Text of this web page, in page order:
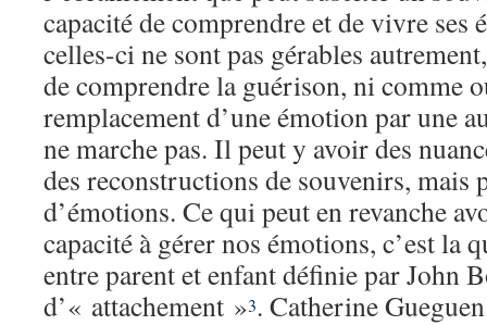
capacité de comprendre et de vivre ses
celles-ci ne sont pas gérables
de comprendre la guérison, ni comme
remplacement d’une émotion par une
ne marche pas. Il peut y avoir des
des reconstructions de souvenirs, mais
d’émotions. Ce qui peut en revanche
capacité à gérer nos émotions, c’est la
entre parent et enfant définie par John
d’« attachement »3. Catherine